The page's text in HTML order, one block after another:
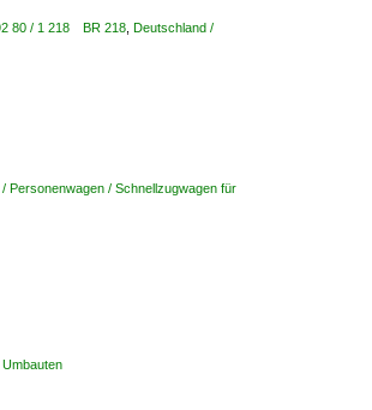
80 / 1 218 BR 218 Deutschland /
Personenwagen / Schnellzugwagen für